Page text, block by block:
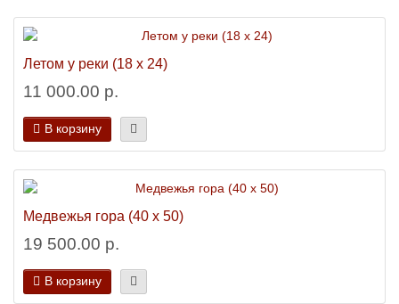
Летом у реки (18 х 24)
11 000.00 р.
В корзину
Медвежья гора (40 х 50)
19 500.00 р.
В корзину